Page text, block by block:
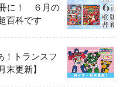
に！ ６月の
百科です
！トランスフ
末更新】